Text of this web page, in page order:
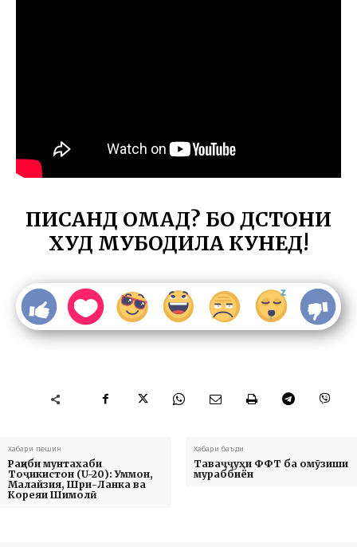
ПИСАНД ОМАД? БО ДӮСТОНИ
ХУД МУБОДИЛА КУНЕД!
Хабари пешин
Рақиби мунтахаби
Тоҷикистон (U-20): Уммон,
Малайзия, Шри-Ланка ва
Кореяи Шимолӣ
Хабари баъди
Таваҷҷуҳи ФФТ ба омӯзиши
мураббиён